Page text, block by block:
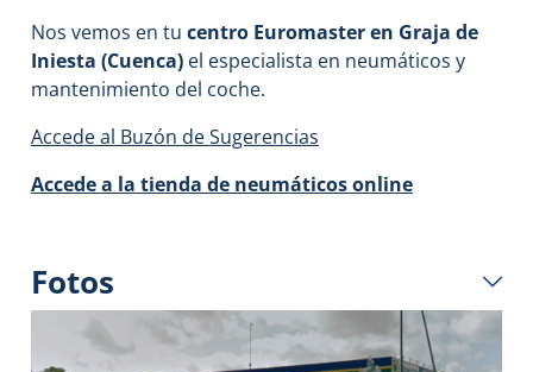
Nos vemos en tu centro Euromasteren Graja de
Iniesta (Cuenca) el especialista en neumáticos y
mantenimiento del coche.
Accede al Buzón de Sugerencias
Accede a la tienda de neumáticos online
Fotos